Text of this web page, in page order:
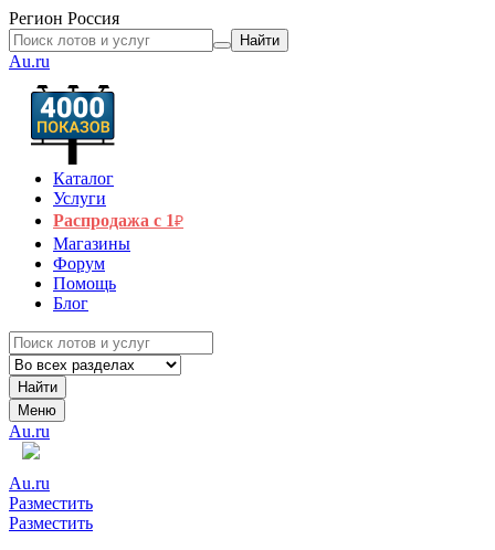
Регион Россия
Найти
Au.ru
Каталог
Услуги
Распродажа с 1₽
Магазины
Форум
Помощь
Блог
Найти
Меню
Au.ru
Au.ru
Разместить
Разместить